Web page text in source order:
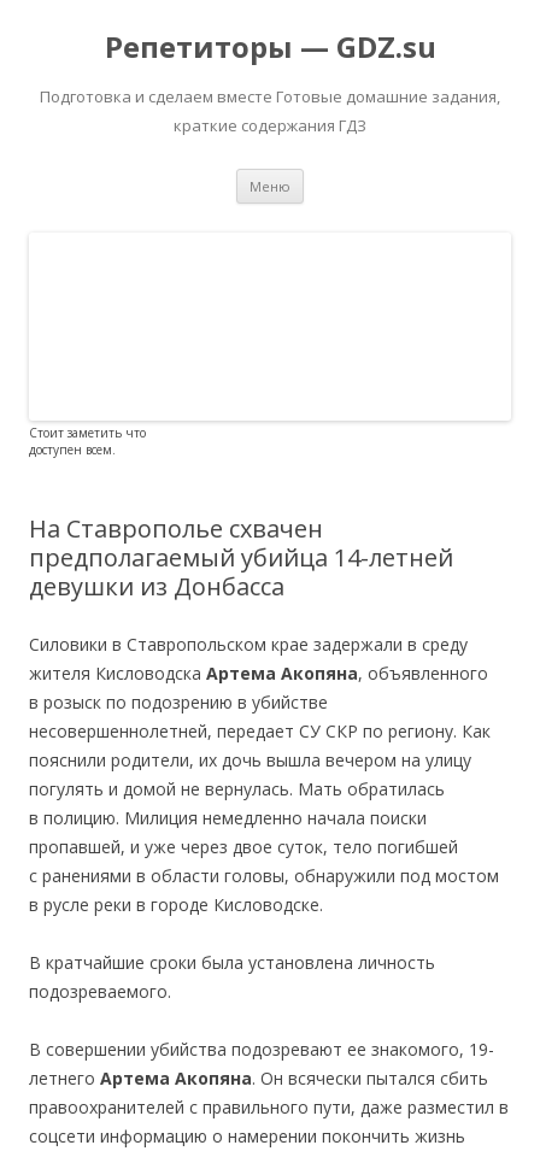
Репетиторы — GDZ.su
Подготовка и сделаем вместе Готовые домашние задания,
краткие содержания ГДЗ
Меню
Стоит заметить что
доступен всем.
На Ставрополье схвачен
предполагаемый убийца 14-летней
девушки из Донбасса
Силовики в Ставропольском крае задержали в среду
жителя Кисловодска Артема Акопяна, объявленного
в розыск по подозрению в убийстве
несовершеннолетней, передает СУ СКР по региону. Как
пояснили родители, их дочь вышла вечером на улицу
погулять и домой не вернулась. Мать обратилась
в полицию. Милиция немедленно начала поиски
пропавшей, и уже через двое суток, тело погибшей
с ранениями в области головы, обнаружили под мостом
в русле реки в городе Кисловодске.
В кратчайшие сроки была установлена личность
подозреваемого.
В совершении убийства подозревают ее знакомого, 19-
летнего Артема Акопяна. Он всячески пытался сбить
правоохранителей с правильного пути, даже разместил в
соцсети информацию о намерении покончить жизнь